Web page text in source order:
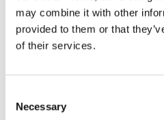
may combine it with other
provided to them or that
of their services.
Selection
Necessary
体を衝き上げるようになり
た。克己から生ずる快感が
る。
までの苦難を吹き飛ばして
の機会に、より危険で険し